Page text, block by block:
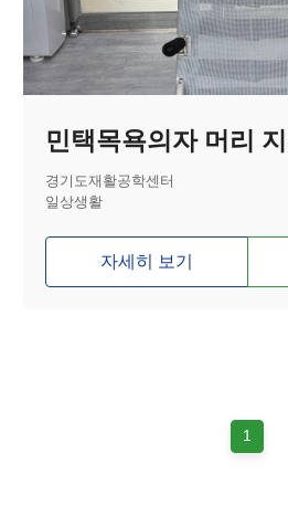
민택목욕의자 머리
경기도재활공학센터
일상생활
자세히 보기
1